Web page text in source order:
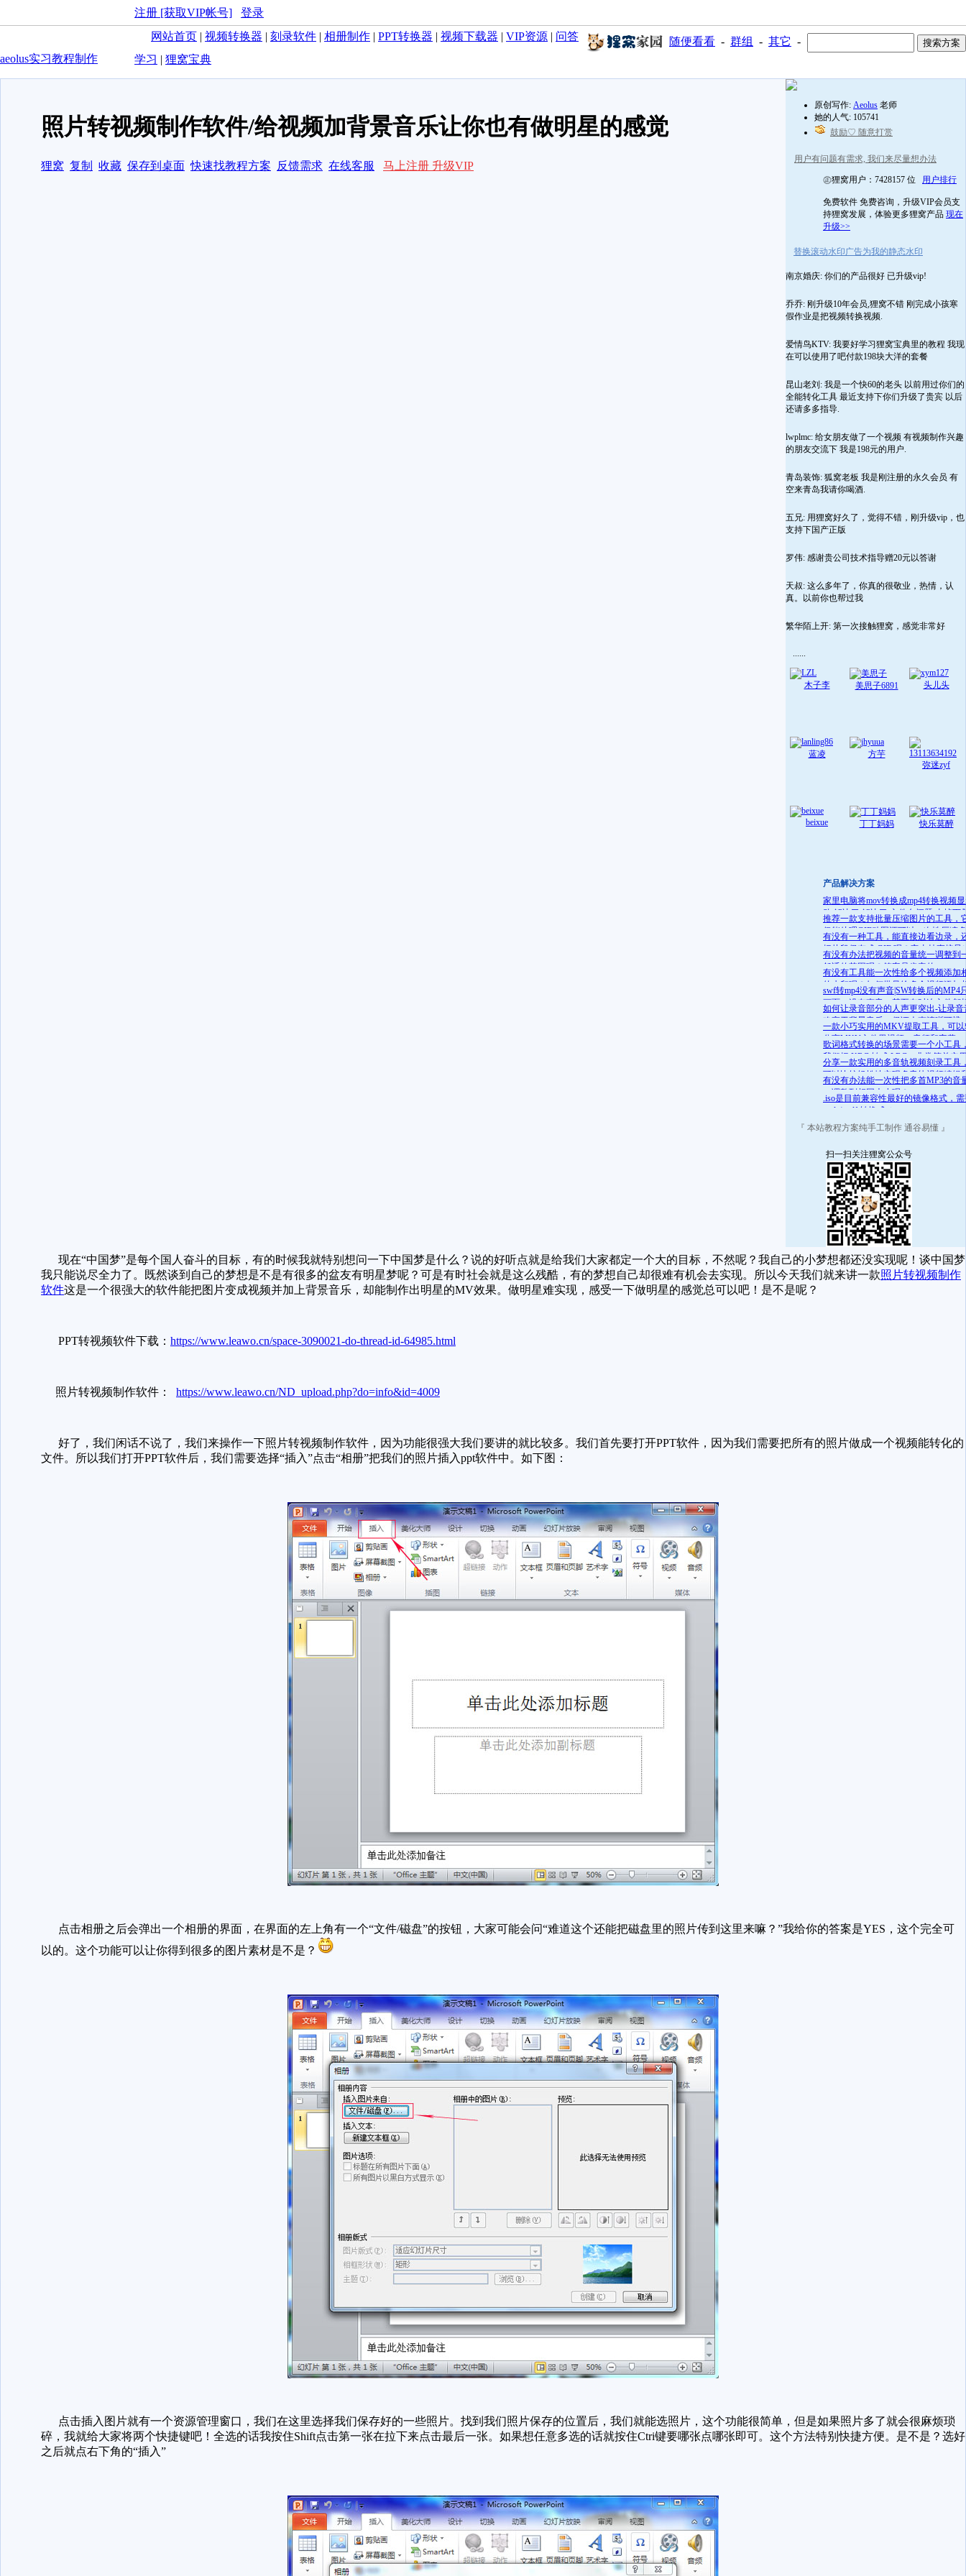
注册 [获取VIP帐号]
登录
网站首页 | 视频转换器 | 刻录软件 | 相册制作 | PPT转换器 | 视频下载器 | VIP资源 | 问答
学习 | 狸窝宝典
随便看看 - 群组 - 其它 -
aeolus实习教程制作
原创写作: Aeolus 老师
她的人气: 105741
鼓励♡ 随意打赏
用户有问题有需求, 我们来尽量想办法
㊣狸窝用户：7428157 位 用户排行
免费软件 免费咨询，升级VIP会员支
持狸窝发展，体验更多狸窝产品 现在
升级>>
替换滚动水印广告为我的静态水印
南京婚庆: 你们的产品很好 已升级vip!
乔乔: 刚升级10年会员,狸窝不错 刚完成小孩寒
假作业是把视频转换视频.
爱情鸟KTV: 我要好学习狸窝宝典里的教程 我现
在可以使用了吧付款198块大洋的套餐
昆山老刘: 我是一个快60的老头 以前用过你们的
全能转化工具 最近支持下你们升级了贵宾 以后
还请多多指导.
lwplmc: 给女朋友做了一个视频 有视频制作兴趣
的朋友交流下 我是198元的用户.
青岛装饰: 狐窝老板 我是刚注册的永久会员 有
空来青岛我请你喝酒.
五兄: 用狸窝好久了，觉得不错，刚升级vip，也
支持下国产正版
罗伟: 感谢贵公司技术指导赠20元以答谢
天叔: 这么多年了，你真的很敬业，热情，认
真。以前你也帮过我
繁华陌上开: 第一次接触狸窝，感觉非常好
......
木子李 美思子6891 头儿头
蓝凌
方芋
弥迷zyf
beixue 丁丁妈妈 快乐莫醉
产品解决方案
家里电脑将mov转换成mp4转换视频
败 解决了:解决了 文件名问题 去掉下
就可
推荐一款支持批量压缩图片的工具，
仅能处理GIF动图还可以一次性压缩
件
有没有一种工具，能直接边看边录，
把片段保存成 GIF 呢？它支持直接导
GIF 格式，
有没有办法把视频的音量统一调整到
舒适的范围呢？答案是肯定的
有没有工具能一次性给多个视频添加
的水印呢？如何批量给多个视频添加
的水印
swf转mp4没有声音|SW转换后的MP4
画面，没有声音，甚至有时连文件都
开
如何让录音部分的人声更突出-让录音
略高于背景音乐，保证人声清晰可辨
一款小巧实用的MKV提取工具，可
分离MKV文件里视频、音频和字幕
歌词格式转换的场景需要一个小工具
我们把 KRC 转成 LRC，非常简单实
分享一款实用的多音轨视频刻录工具
可以比较轻松地实现多音轨视频编辑
录
有没有办法能一次性把多首MP3的音
一调整到相同大小呢？
.iso是目前兼容性最好的镜像格式，
.mds/.mdf 转换成 .iso
『 本站教程方案纯手工制作 通谷易懂 』
扫一扫关注狸窝公众号
照片转视频制作软件/给视频加背景音乐让你也有做明星的感觉
狸窝 复制 收藏 保存到桌面 快速找教程方案 反馈需求 在线客服 马上注册 升级VIP
现在“中国梦”是每个国人奋斗的目标，有的时候我就特别想问一下中国梦是什么？说的好听点就是给我们大家都定一个大的目标，不然呢？我自己的小梦想都还没实现呢！谈中国梦
我只能说尽全力了。既然谈到自己的梦想是不是有很多的盆友有明星梦呢？可是有时社会就是这么残酷，有的梦想自己却很难有机会去实现。所以今天我们就来讲一款照片转视频制作
软件这是一个很强大的软件能把图片变成视频并加上背景音乐，却能制作出明星的MV效果。做明星难实现，感受一下做明星的感觉总可以吧！是不是呢？
PPT转视频软件下载： https://www.leawo.cn/space-3090021-do-thread-id-64985.html
照片转视频制作软件： https://www.leawo.cn/ND_upload.php?do=info&id=4009
好了，我们闲话不说了，我们来操作一下照片转视频制作软件，因为功能很强大我们要讲的就比较多。我们首先要打开PPT软件，因为我们需要把所有的照片做成一个视频能转化的
文件。所以我们打开PPT软件后，我们需要选择“插入”点击“相册”把我们的照片插入ppt软件中。如下图：
点击相册之后会弹出一个相册的界面，在界面的左上角有一个“文件/磁盘”的按钮，大家可能会问“难道这个还能把磁盘里的照片传到这里来嘛？”我给你的答案是YES，这个完全可
以的。这个功能可以让你得到很多的图片素材是不是？
点击插入图片就有一个资源管理窗口，我们在这里选择我们保存好的一些照片。找到我们照片保存的位置后，我们就能选照片，这个功能很简单，但是如果照片多了就会很麻烦琐
碎，我就给大家将两个快捷键吧！全选的话我按住Shift点击第一张在拉下来点击最后一张。如果想任意多选的话就按住Ctri键要哪张点哪张即可。这个方法特别快捷方便。是不是？选好
之后就点右下角的“插入”